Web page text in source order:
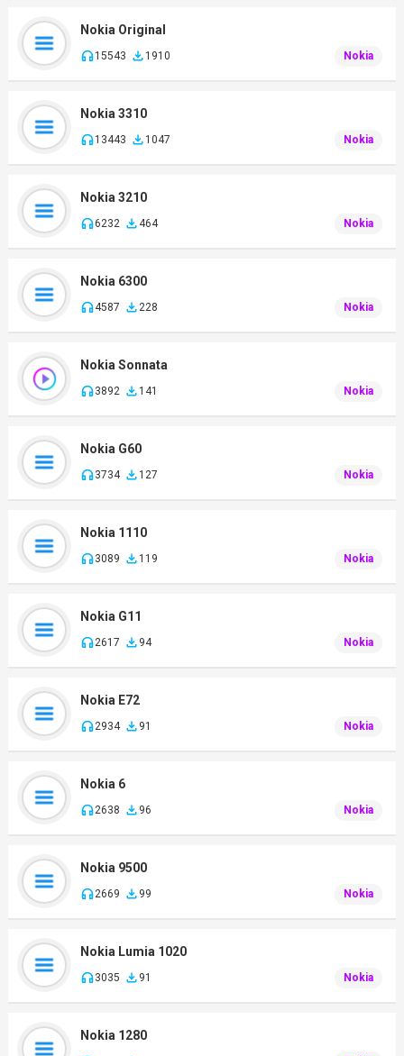
Nokia Original
15543 1910 Nokia
Nokia 3310
13443 1047 Nokia
Nokia 3210
6232 464 Nokia
Nokia 6300
4587 228 Nokia
Nokia Sonnata
3892 141 Nokia
Nokia G60
3734 127 Nokia
Nokia 1110
3089 119 Nokia
Nokia G11
2617 94 Nokia
Nokia E72
2934 91 Nokia
Nokia 6
2638 96 Nokia
Nokia 9500
2669 99 Nokia
Nokia Lumia 1020
3035 91 Nokia
Nokia 1280